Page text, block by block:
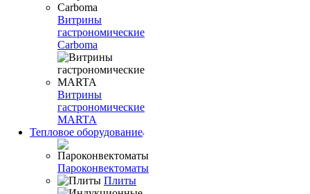
Витрины
гастрономические
Carboma
Витрины
гастрономические
MARTA
Тепловое оборудование
Пароконвектоматы
Плиты